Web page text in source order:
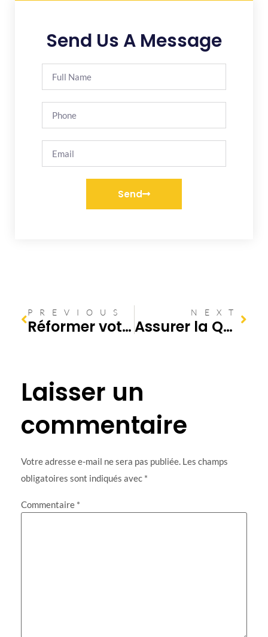
Send Us A Message
Send
PREVIOUS
Réformer votre maison: découvrez l’importance de la canalisation des eaux usées
NEXT
Assurer la Qualité de Vie dans Votre Maison : Tout Savoir sur le Diagnostic Assainissement
Laisser un
commentaire
Votre adresse e-mail ne sera pas publiée. Les champs
obligatoires sont indiqués avec *
Commentaire *